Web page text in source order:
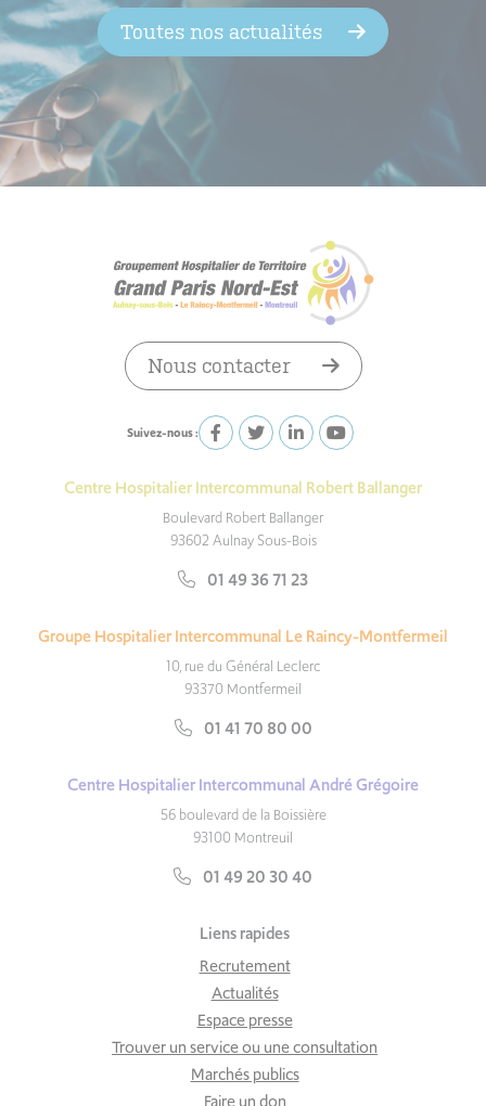
Toutes nos actualités
Suivez-nous :
Nous contacter
Centre Hospitalier Intercommunal Robert Ballanger
Boulevard Robert Ballanger
93602 Aulnay Sous-Bois
01 49 36 71 23
Groupe Hospitalier Intercommunal Le Raincy-Montfermeil
10, rue du Général Leclerc
93370 Montfermeil
01 41 70 80 00
Centre Hospitalier Intercommunal André Grégoire
56 boulevard de la Boissière
93100 Montreuil
01 49 20 30 40
Liens rapides
Recrutement
Actualités
Espace presse
Trouver un service ou une consultation
Marchés publics
Faire un don